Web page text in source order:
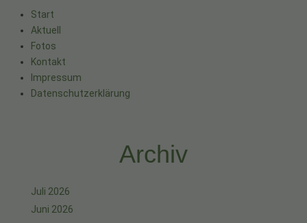
Start
Aktuell
Fotos
Kontakt
Impressum
Datenschutzerklärung
Archiv
Juli 2026
Juni 2026